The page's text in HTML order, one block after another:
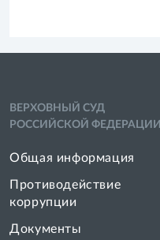
ВЕРХОВНЫЙ СУД
РОССИЙСКОЙ ФЕДЕРАЦИИ
Общая информация
Противодействие
коррупции
Документы